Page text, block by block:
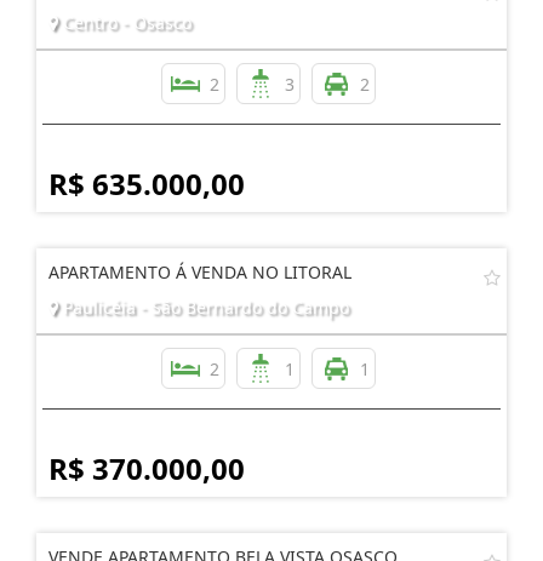
Centro - Osasco
2 3 2
R$ 635.000,00
APARTAMENTO Á VENDA NO LITORAL
Paulicéia - São Bernardo do Campo
2 1 1
R$ 370.000,00